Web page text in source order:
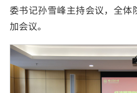
委书记孙雪峰主持会议，全体
加会议。